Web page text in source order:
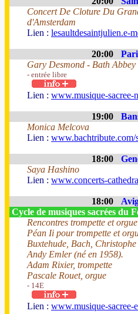
Concert De Cloture Du
d'Amsterdam
Lien : lesaultdesaintjulien.e-
20:00
Gary Desmond - Bath
- entrée libre
Lien : www.musique-sacree-
19:00
Monica Melcova
Lien : www.bachtribute.com/
18:00
Saya Hashino
Lien : www.concerts-
18:00
Cycle de musiques sacrées du
Rencontres trompette et
Péan Ii pour trompette et
Buxtehude, Bach,
Andy Emler (né en 1958).
Adam Rixier, trompette
Pascale Rouet, orgue
- 14E
Lien : www.musique-sacree-